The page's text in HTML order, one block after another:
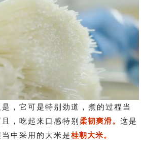
，它可是特别劲道，煮的过程当
，吃起来口感特别柔韧爽滑。这是
中采用的大米是桂朝大米。